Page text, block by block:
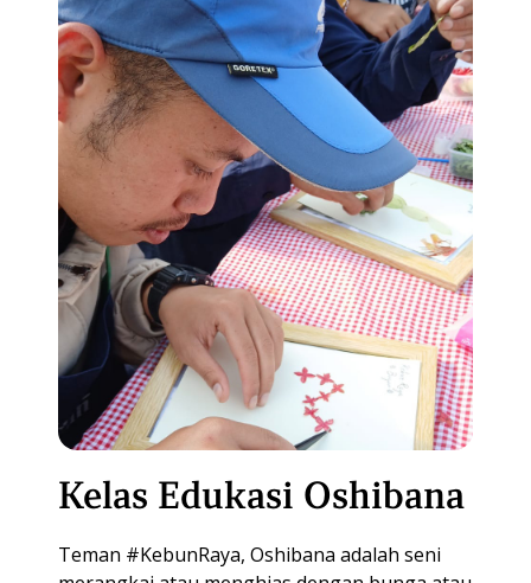
Kelas Edukasi Oshibana
Teman #KebunRaya, Oshibana adalah seni